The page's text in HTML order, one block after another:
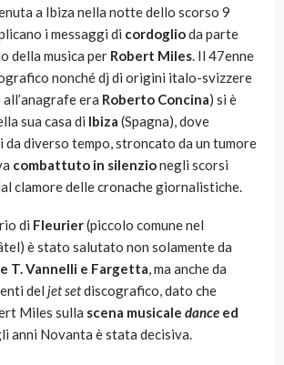
a Ibiza nella notte dello scorso 9
i messaggi di cordoglioda parte
della musica per Robert Miles. Il 47enne
nonché dj di origini italo-svizzere
era Roberto Concina) si è
sua casa di Ibiza (Spagna), dove
da diverso tempo, stroncato da un tumore
combattuto in silenzionegli scorsi
clamore delle cronache giornalistiche.
di Fleurier(piccolo comune nel
è stato salutato non solamente da
T. Vannelli e Fargetta, ma anche da
del jet setdiscografico, dato che
Miles sulla scena musicale dance ed
anni Novanta è stata decisiva.